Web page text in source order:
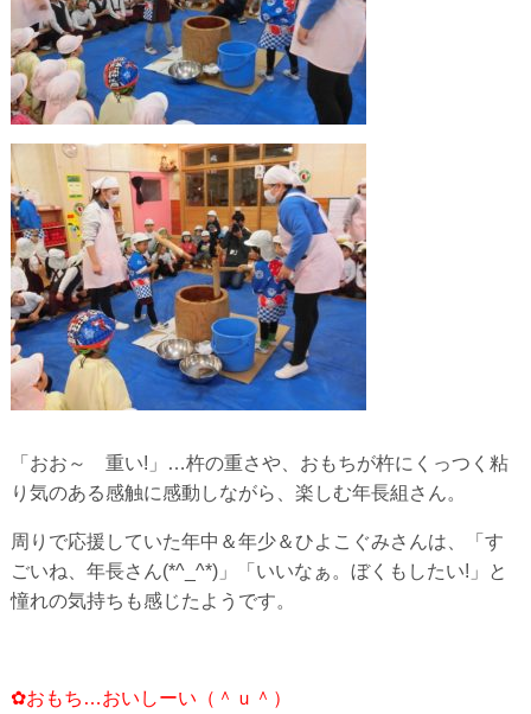
「おお～ 重い!」…杵の重さや、おもちが杵にくっつく粘
り気のある感触に感動しながら、楽しむ年長組さん。
周りで応援していた年中＆年少＆ひよこぐみさんは、「す
ごいね、年長さん(*^_^*)」「いいなぁ。ぼくもしたい!」と
憧れの気持ちも感じたようです。
✿おもち…おいしーい（＾ｕ＾）